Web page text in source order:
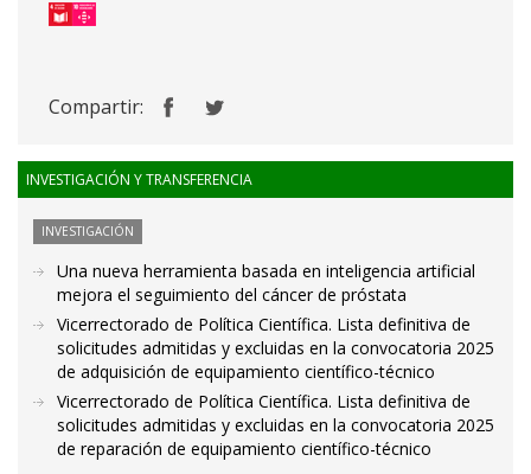
Compartir:
INVESTIGACIÓN Y TRANSFERENCIA
INVESTIGACIÓN
Una nueva herramienta basada en inteligencia artificial
mejora el seguimiento del cáncer de próstata
Vicerrectorado de Política Científica. Lista definitiva de
solicitudes admitidas y excluidas en la convocatoria 2025
de adquisición de equipamiento científico-técnico
Vicerrectorado de Política Científica. Lista definitiva de
solicitudes admitidas y excluidas en la convocatoria 2025
de reparación de equipamiento científico-técnico